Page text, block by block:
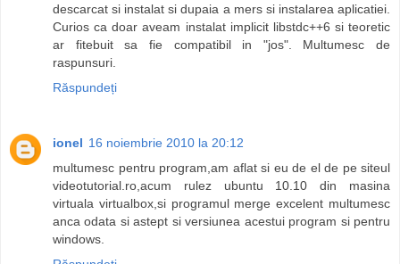
descarcat si instalat si dupaia a mers si instalarea aplicatiei.
Curios ca doar aveam instalat implicit libstdc++6 si teoretic
ar fitebuit sa fie compatibil in "jos". Multumesc de
raspunsuri.
Răspundeți
ionel 16 noiembrie 2010 la 20:12
multumesc pentru program,am aflat si eu de el de pe siteul
videotutorial.ro,acum rulez ubuntu 10.10 din masina
virtuala virtualbox,si programul merge excelent multumesc
anca odata si astept si versiunea acestui program si pentru
windows.